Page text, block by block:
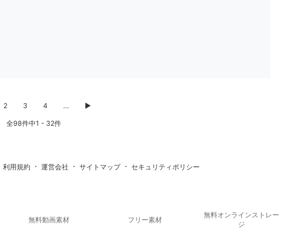
2 3 4 ... ▶
全98件中1 - 32件
利用規約 ・ 運営会社 ・ サイトマップ・ セキュリティポリシー
無料動画素材 フリー素材
無料オンラインストレー
ジ